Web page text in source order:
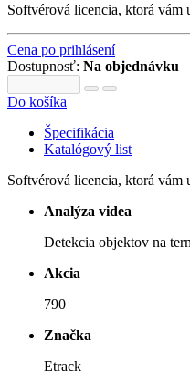
Softvérová licencia, ktorá
Cena po prihlásení
Dostupnosť: Na objednávku
Do košíka
Špecifikácia
Katalógový list
Softvérová licencia, ktorá
Analýza videa
Detekcia objektov na
Akcia
790
Značka
Etrack